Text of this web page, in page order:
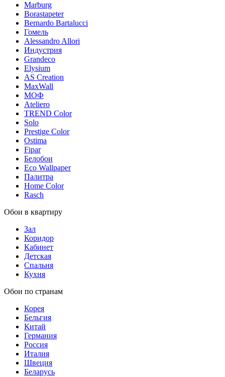
Marburg
Borastapeter
Bernardo Bartalucci
Гомель
Alessandro Allori
Индустрия
Grandeco
Elysium
AS Creation
MaxWall
МОФ
Ateliero
TREND Color
Solo
Prestige Color
Ostima
Fipar
Белобои
Eco Wallpaper
Палитра
Home Color
Rasch
Обои в квартиру
Зал
Коридор
Кабинет
Детская
Спальня
Кухня
Обои по странам
Корея
Бельгия
Китай
Германия
Россия
Италия
Швеция
Беларусь